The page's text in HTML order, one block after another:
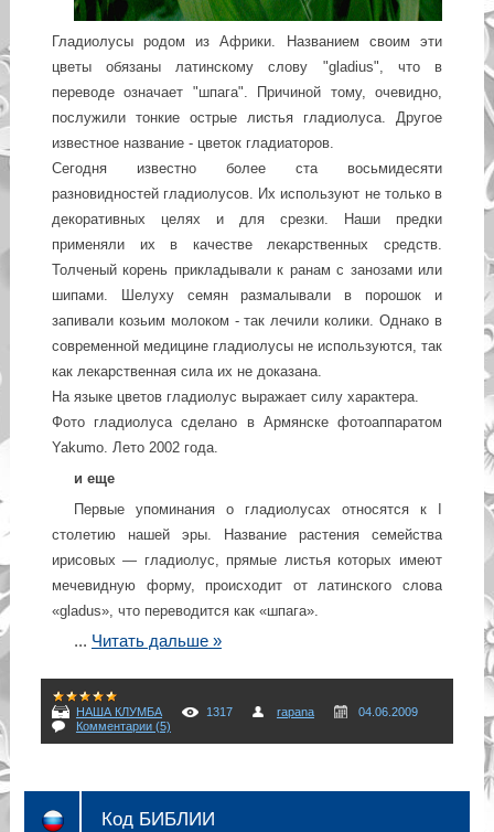
Гладиолусы родом из Африки. Названием своим эти
цветы обязаны латинскому слову "gladius", что в
переводе означает "шпага". Причиной тому, очевидно,
послужили тонкие острые листья гладиолуса. Другое
известное название - цветок гладиаторов.
Сегодня известно более ста восьмидесяти
разновидностей гладиолусов. Их используют не только в
декоративных целях и для срезки. Наши предки
применяли их в качестве лекарственных средств.
Толченый корень прикладывали к ранам с занозами или
шипами. Шелуху семян размалывали в порошок и
запивали козьим молоком - так лечили колики. Однако в
современной медицине гладиолусы не используются, так
как лекарственная сила их не доказана.
На языке цветов гладиолус выражает силу характера.
Фото гладиолуса сделано в Армянске фотоаппаратом
Yakumo. Лето 2002 года.
и еще
Первые упоминания о гладиолусах относятся к I
столетию нашей эры. Название растения семейства
ирисовых — гладиолус, прямые листья которых имеют
мечевидную форму, происходит от латинского слова
«gladus», что переводится как «шпага».
... Читать дальше »
НАША КЛУМБА 1317 rapana
04.06.2009
Комментарии (5)
Код БИБЛИИ